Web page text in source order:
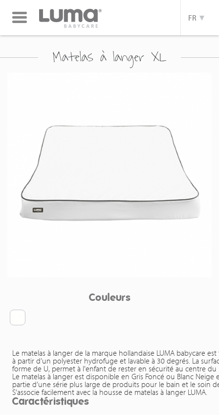
Toggle
navigation
FR
Matelas à langer XL
Couleurs
Le matelas à langer de la marque hollandaise LUMA babycare est
à partir d’un polyester hydrofuge et lavable à 30 degrés. La
forme de U, permet à l'enfant de rester en sécurité au centre du
Le matelas à langer est disponible en Gris Foncé ou Blanc Neige
partie d’une série plus large de produits pour le bain et le soin
S’associe facilement avec la housse de matelas à langer LUMA.
Caractéristiques